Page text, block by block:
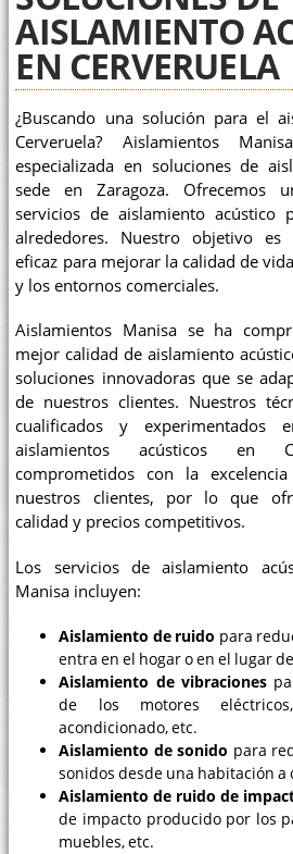
AISLAMIENTO
EN CERVERUELA
¿Buscando una solución para el
Cerveruela? Aislamientos
especializada en soluciones de
sede en Zaragoza. Ofrecemos
servicios de aislamiento acústico
alrededores. Nuestro objetivo
eficaz para mejorar la calidad de
y los entornos comerciales.
Aislamientos Manisa se ha
mejor calidad de aislamiento
soluciones innovadoras que se
de nuestros clientes. Nuestros
cualificados y experimentados
aislamientos acústicos en
comprometidos con la
nuestros clientes, por lo que
calidad y precios competitivos.
Los servicios de aislamiento
Manisa incluyen:
Aislamiento de ruido para
entra en el hogar o en el lugar
Aislamiento de vibraciones
de los motores
acondicionado, etc.
Aislamiento de sonido para
sonidos desde una habitación a
Aislamiento de ruido de
de impacto producido por los
muebles, etc.